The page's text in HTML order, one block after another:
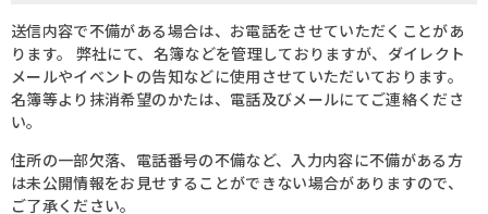
送信内容で不備がある場合は、お電話をさせていただくことがあ
ります。 弊社にて、名簿などを管理しておりますが、ダイレクト
メールやイベントの告知などに使用させていただいております。
名簿等より抹消希望のかたは、電話及びメールにてご連絡くださ
い。
住所の一部欠落、電話番号の不備など、入力内容に不備がある方
は未公開情報をお見せすることができない場合がありますので、
ご了承ください。